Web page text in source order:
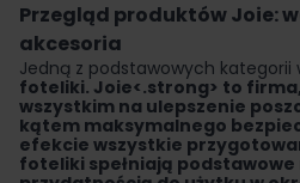
Przegląd produktów Joie:
akcesoria
Jedną z podstawowych
foteliki. Joie<.strong> to
wszystkim na ulepszenie
kątem maksymalnego
efekcie wszystkie
foteliki spełniają podstawowe